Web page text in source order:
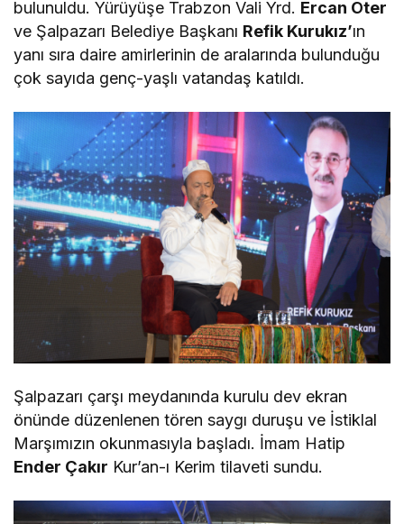
bulunuldu. Yürüyüşe Trabzon Vali Yrd. Ercan Öter
ve Şalpazarı Belediye Başkanı Refik Kurukız’ın
yanı sıra daire amirlerinin de aralarında bulunduğu
çok sayıda genç-yaşlı vatandaş katıldı.
Şalpazarı çarşı meydanında kurulu dev ekran
önünde düzenlenen tören saygı duruşu ve İstiklal
Marşımızın okunmasıyla başladı. İmam Hatip
Ender Çakır Kur’an-ı Kerim tilaveti sundu.